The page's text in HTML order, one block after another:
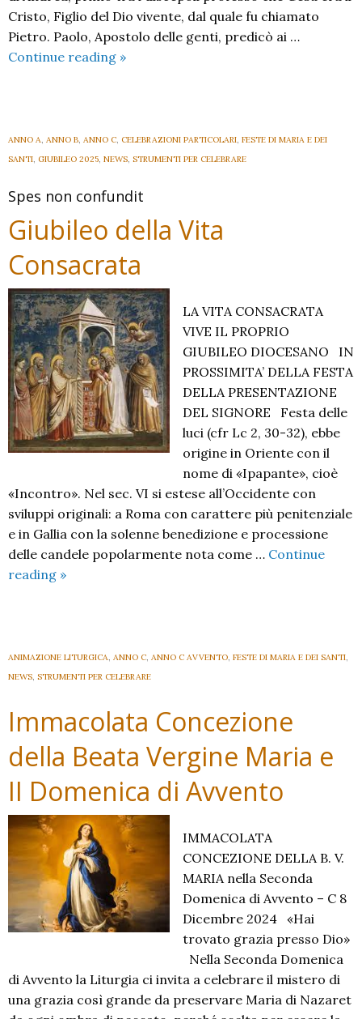
Cristo, Figlio del Dio vivente, dal quale fu chiamato
Pietro. Paolo, Apostolo delle genti, predicò ai …
Continue reading Santi
»
ANNO A, ANNO B, ANNO C, CELEBRAZIONI PARTICOLARI, FESTE DI MARIA E DEI
SANTI, GIUBILEO 2025, NEWS, STRUMENTI PER CELEBRARE
Spes non confundit
Giubileo della Vita
Consacrata
LA VITA CONSACRATA
VIVE IL PROPRIO
GIUBILEO DIOCESANO IN
PROSSIMITA’ DELLA FESTA
DELLA PRESENTAZIONE
DEL SIGNORE Festa delle
luci (cfr Lc 2, 30-32), ebbe
origine in Oriente con il
nome di «Ipapante», cioè
«Incontro». Nel sec. VI si estese all’Occidente con
sviluppi originali: a Roma con carattere più penitenziale
e in Gallia con la solenne benedizione e processione
delle candele popolarmente nota come … Continue
reading Giubileo
»
ANIMAZIONE LITURGICA, ANNO C, ANNO C AVVENTO, FESTE DI MARIA E DEI SANTI,
NEWS, STRUMENTI PER CELEBRARE
Immacolata Concezione
della Beata Vergine Maria e
II Domenica di Avvento
IMMACOLATA
CONCEZIONE DELLA B. V.
MARIA nella Seconda
Domenica di Avvento – C 8
Dicembre 2024 «Hai
trovato grazia presso Dio»
Nella Seconda Domenica
di Avvento la Liturgia ci invita a celebrare il mistero di
una grazia così grande da preservare Maria di Nazaret